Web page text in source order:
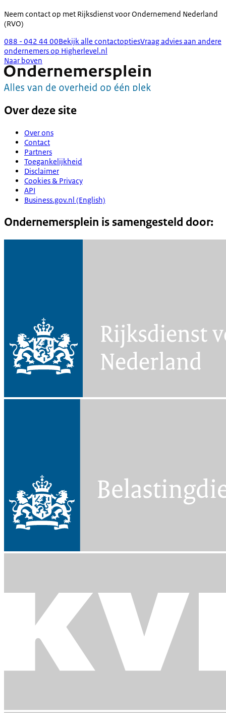
Neem contact op met Rijksdienst voor Ondernemend Nederland
(RVO)
088 - 042 44 00Bekijk alle contactoptiesVraag advies aan andere
ondernemers op Higherlevel.nl
Naar boven
Over deze site
Over ons
Contact
Partners
Toegankelijkheid
Disclaimer
Cookies & Privacy
API
Business.gov.nl (English)
Ondernemersplein is samengesteld door: